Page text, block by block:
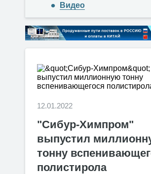
Видео
12.01.2022
"Сибур-Химпром"
выпустил
тонну
полистирола